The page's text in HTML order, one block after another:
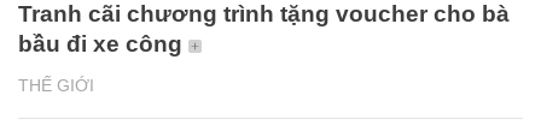
THẾ GIỚI
Tranh cãi chương trình tặng voucher cho bà
bầu đi xe công